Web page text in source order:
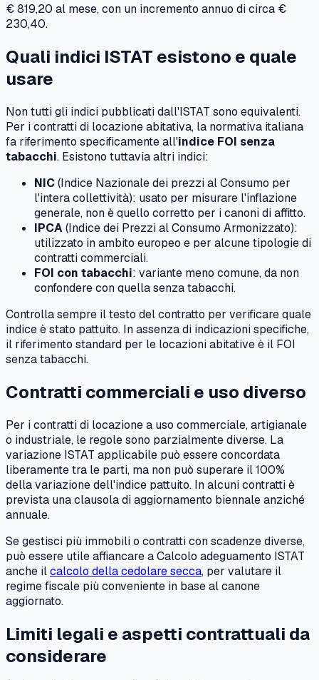
€ 819,20 al mese, con un incremento annuo di circa €
230,40.
Quali indici ISTAT esistono e quale
usare
Non tutti gli indici pubblicati dall'ISTAT sono equivalenti.
Per i contratti di locazione abitativa, la normativa italiana
fa riferimento specificamente all'indice FOI senza
tabacchi. Esistono tuttavia altri indici:
NIC(Indice Nazionale dei prezzi al Consumo per
l'intera collettività): usato per misurare l'inflazione
generale, non è quello corretto per i canoni di affitto.
IPCA(Indice dei Prezzi al Consumo Armonizzato):
utilizzato in ambito europeo e per alcune tipologie di
contratti commerciali.
FOI con tabacchi: variante meno comune, da non
confondere con quella senza tabacchi.
Controlla sempre il testo del contratto per verificare quale
indice è stato pattuito. In assenza di indicazioni specifiche,
il riferimento standard per le locazioni abitative è il FOI
senza tabacchi.
Contratti commerciali e uso diverso
Per i contratti di locazione a uso commerciale, artigianale
o industriale, le regole sono parzialmente diverse. La
variazione ISTAT applicabile può essere concordata
liberamente tra le parti, ma non può superare il 100%
della variazione dell'indice pattuito. In alcuni contratti è
prevista una clausola di aggiornamento biennale anziché
annuale.
Se gestisci più immobili o contratti con scadenze diverse,
può essere utile affiancare a Calcolo adeguamento ISTAT
anche ilcalcolo della cedolare secca, per valutare il
regime fiscale più conveniente in base al canone
aggiornato.
Limiti legali e aspetti contrattuali da
considerare